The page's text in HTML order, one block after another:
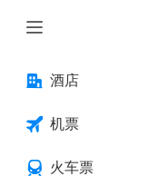
酒店
机票
火车票